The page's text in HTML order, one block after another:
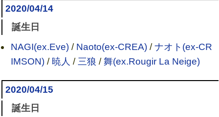
2020/04/14
誕生日
NAGI(ex.Eve)/ Naoto(ex-CREA)/ナオト(ex-CR
IMSON)/ 暁人 /三狼 / 舞(ex.Rougir La Neige)
2020/04/15
誕生日